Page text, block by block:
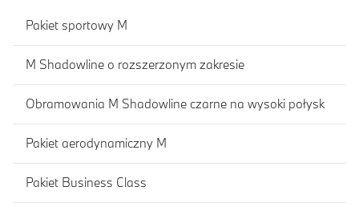
Pakiet sportowy M
M Shadowline o rozszerzonym zakresie
Obramowania M Shadowline czarne na wysoki połysk
Pakiet aerodynamiczny M
Pakiet Business Class